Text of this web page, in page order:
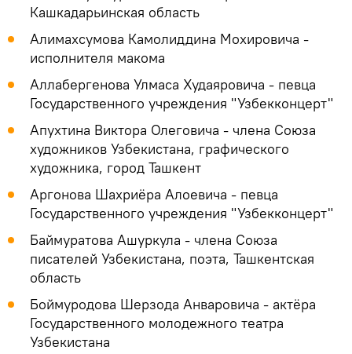
Кашкадарьинская область
Алимахсумова Камолиддина Мохировича -
исполнителя макома
Аллабергенова Улмаса Худаяровича - певца
Государственного учреждения "Узбекконцерт"
Апухтина Виктора Олеговича - члена Союза
художников Узбекистана, графического
художника, город Ташкент
Аргонова Шахриёра Алоевича - певца
Государственного учреждения "Узбекконцерт"
Баймуратова Ашуркула - члена Союза
писателей Узбекистана, поэта, Ташкентская
область
Боймуродова Шерзода Анваровича - актёра
Государственного молодежного театра
Узбекистана